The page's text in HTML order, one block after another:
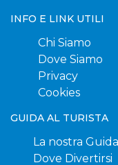
INFO E LINK UTILI
Chi Siamo
Dove Siamo
Privacy
Cookies
GUIDA AL TURISTA
La nostra Guida
Dove Divertirsi